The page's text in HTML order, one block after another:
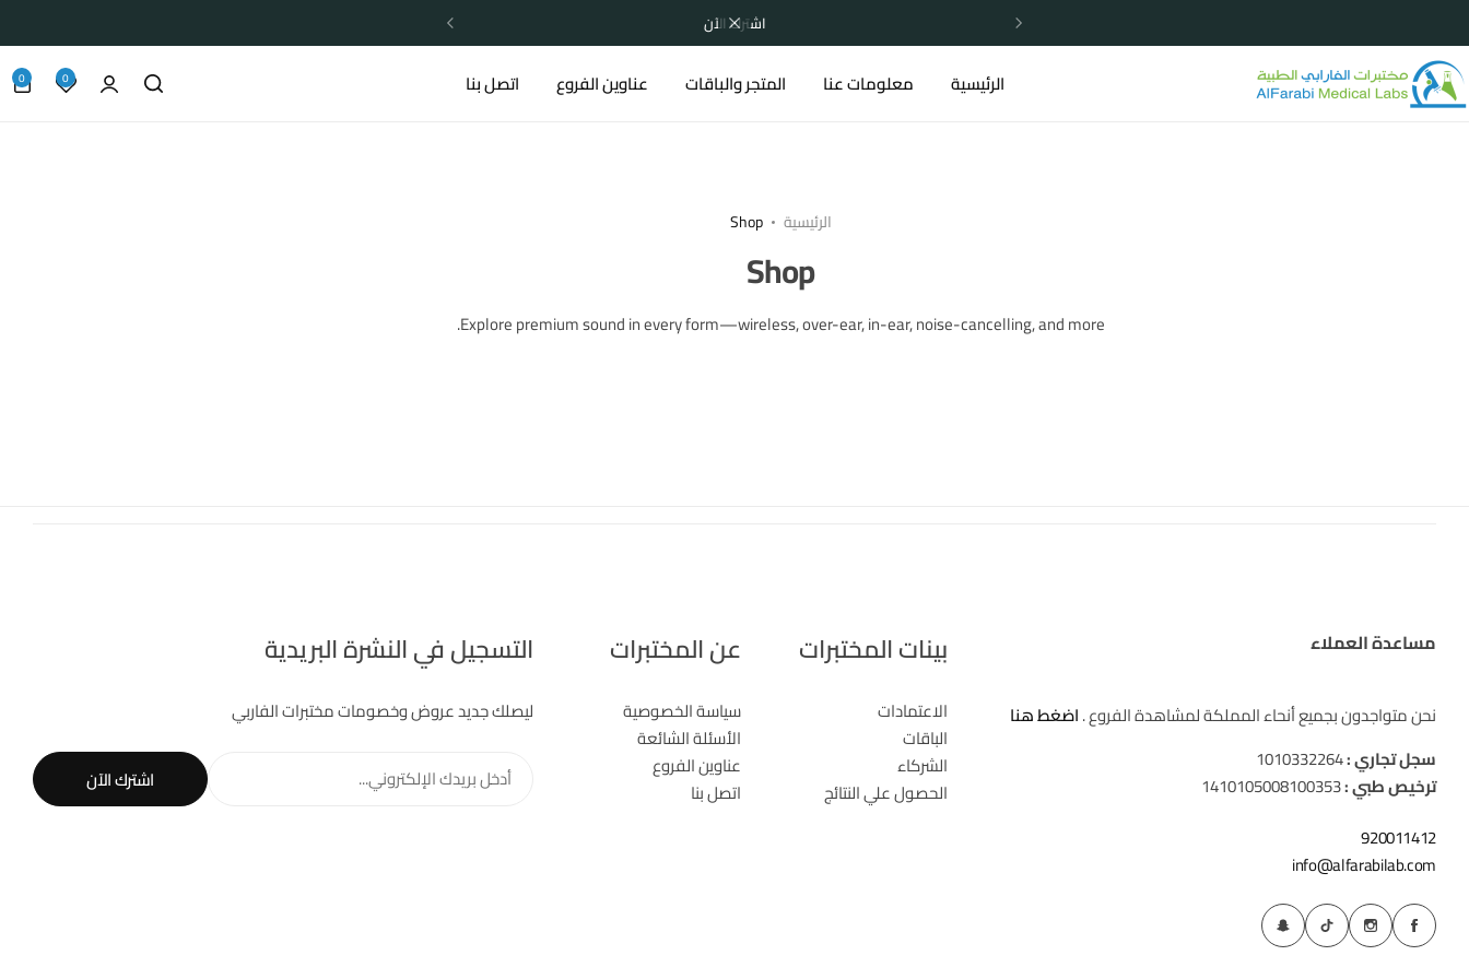
اشترك الآن
الرئيسية معلومات عنا المتجر والباقات عناوين الفروع اتصل بنا 0
0
الرئيسية Shop
Shop
Explore premium sound in every form—wireless, over-ear, in-ear, noise-cancelling, and more.
مساعدة العملاء
نحن متواجدون بجميع أنحاء المملكة لمشاهدة الفروع .اضغط هنا
سجل تجاري :1010332264
ترخيص طبي :1410105008100353
920011412
info@alfarabilab.com
بينات المختبرات
الاعتمادات
الباقات
الشركاء
الحصول علي النتائج
عن المختبرات
سياسة الخصوصية
الأسئلة الشائعة
عناوين الفروع
اتصل بنا
التسجيل في النشرة البريدية
ليصلك جديد عروض وخصومات مختبرات الفاربي
أدخل بريدك الإلكتروني...